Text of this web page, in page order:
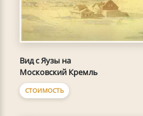
Вид с Яузы на
Московский Кремль
СТОИМОСТЬ